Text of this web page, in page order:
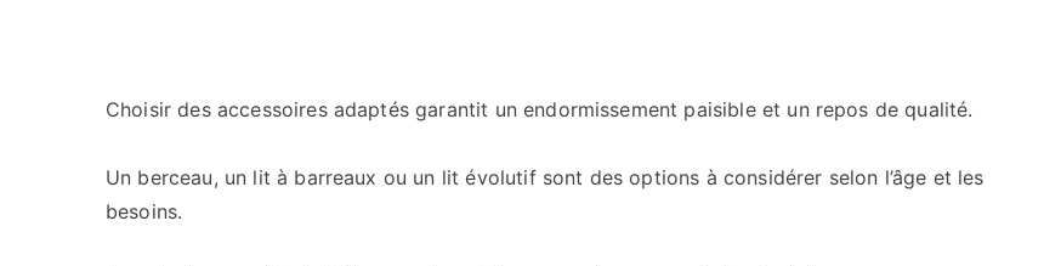
Choisir des accessoires adaptés garantit un endormissement paisible et un repos de qualité.
Un berceau, un lit à barreaux ou un lit évolutif sont des options à considérer selon l’âge et les
besoins.